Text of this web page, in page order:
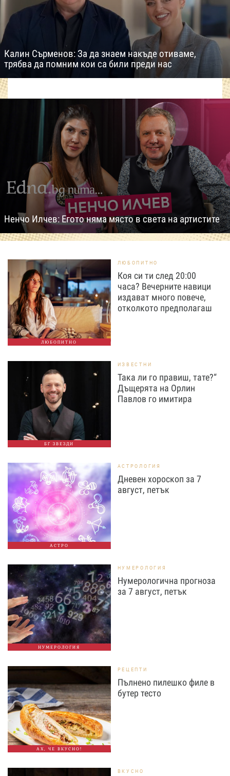
Калин Сърменов: За да знаем накъде отиваме,
трябва да помним кои са били преди нас
Ненчо Илчев: Егото няма място в света на артистите
ЛЮБОПИТНО
ЛЮБОПИТНО
Коя си ти след 20:00
часа? Вечерните навици
издават много повече,
отколкото предполагаш
БГ ЗВЕЗДИ
ИЗВЕСТНИ
Така ли го правиш, тате?“
Дъщерята на Орлин
Павлов го имитира
АСТРО
АСТРОЛОГИЯ
Дневен хороскоп за 7
август, петък
НУМЕРОЛОГИЯ
НУМЕРОЛОГИЯ
Нумерологична прогноза
за 7 август, петък
АХ, ЧЕ ВКУСНО!
РЕЦЕПТИ
Пълнено пилешко филе в
бутер тесто
ВКУСНО